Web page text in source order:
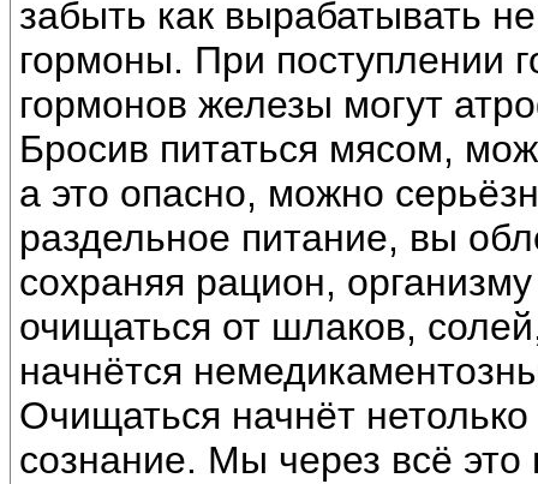
забыть как вырабатывать
гормоны. При поступлении
гормонов железы могут
Бросив питаться мясом,
а это опасно, можно
раздельное питание, вы
сохраняя рацион,
очищаться от шлаков,
начнётся
Очищаться начнёт
сознание. Мы через всё